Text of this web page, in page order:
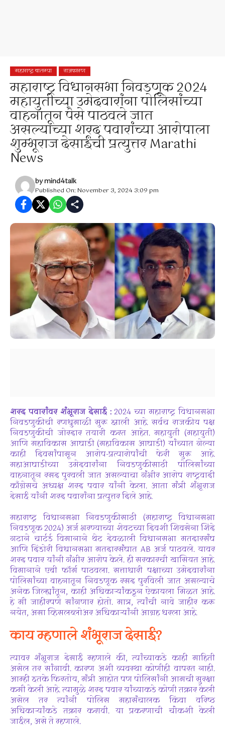
महाराष्ट्र बातम्या राजकारण
महाराष्ट्र विधानसभा निवडणूक 2024
महायुतीच्या उमेदवारांना पोलिसांच्या
वाहनातून पैसे पाठवले जात
असल्याच्या शरद पवारांच्या आरोपाला
शुम्भूराज देसाईंची प्रत्युत्तर Marathi
News
bymind4talk
Published On: November 3, 2024 3:09 pm
शरद पवारांवर शंभूराज देसाई :2024 च्या महाराष्ट्र विधानसभा
निवडणुकीची रणधुमाळी सुरू झाली आहे. सर्वच राजकीय पक्ष
निवडणुकीची जोरदार तयारी करत आहेत. महायुती (महायुती)
आणि महाविकास आघाडी (महाविकास आघाडी) यांच्यात गेल्या
काही दिवसांपासून आरोप-प्रत्यारोपांची फेरी सुरू आहे.
महाआघाडीच्या उमेदवारांना निवडणुकीसाठी पोलिसांच्या
वाहनातून रसद पुरवली जात असल्याचा गंभीर आरोप राष्ट्रवादी
काँग्रेसचे अध्यक्ष शरद पवार यांनी केला. आता मंत्री शंभूराज
देसाई यांनी शरद पवारांना प्रत्युत्तर दिले आहे.
महाराष्ट्र विधानसभा निवडणुकीसाठी (महाराष्ट्र विधानसभा
निवडणूक 2024) अर्ज भरण्याच्या शेवटच्या दिवशी शिवसेना शिंदे
गटाने चार्टर्ड विमानाने थेट देवळाली विधानसभा मतदारसंघ
आणि दिंडोरी विधानसभा मतदारसंघात AB अर्ज पाठवले. यावर
शरद पवार यांनी गंभीर आरोप केले. ही सरकारची खासियत आहे.
विमानाने एबी फॉर्म पाठवला. सत्ताधारी पक्षाच्या उमेदवारांना
पोलिसांच्या वाहनातून निवडणूक रसद पुरविली जात असल्याचे
अनेक जिल्ह्यांतून, काही अधिकाऱ्यांकडून ऐकायला मिळत आहे.
हे मी जाहीरपणे सांगणार होतो. मात्र, त्यांची नावे जाहीर करू
नयेत, असा व्हिसलब्लोअर अधिकाऱ्यांनी आग्रह धरला आहे.
काय म्हणाले शंभूराज देसाई?
त्यावर शंभूराज देसाई म्हणाले की, त्यांच्याकडे काही माहिती
असेल तर सांगावी. कारण अशी व्यवस्था कोणीही वापरत नाही.
आम्ही इतके फिरतोय, मंत्री आहोत पण पोलिसांनी आमची सुरक्षा
कमी केली आहे. त्यामुळे शरद पवार यांच्याकडे कोणी तक्रार केली
असेल तर त्यांनी पोलिस महासंचालक किंवा वरिष्ठ
अधिकाऱ्यांकडे तक्रार करावी. या प्रकरणाची चौकशी केली
जाईल, असे ते म्हणाले.